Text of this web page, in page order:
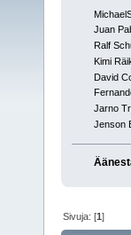
Juan
Ralf
Kimi
David
Jarno
Jenson
Sivuja: [1]